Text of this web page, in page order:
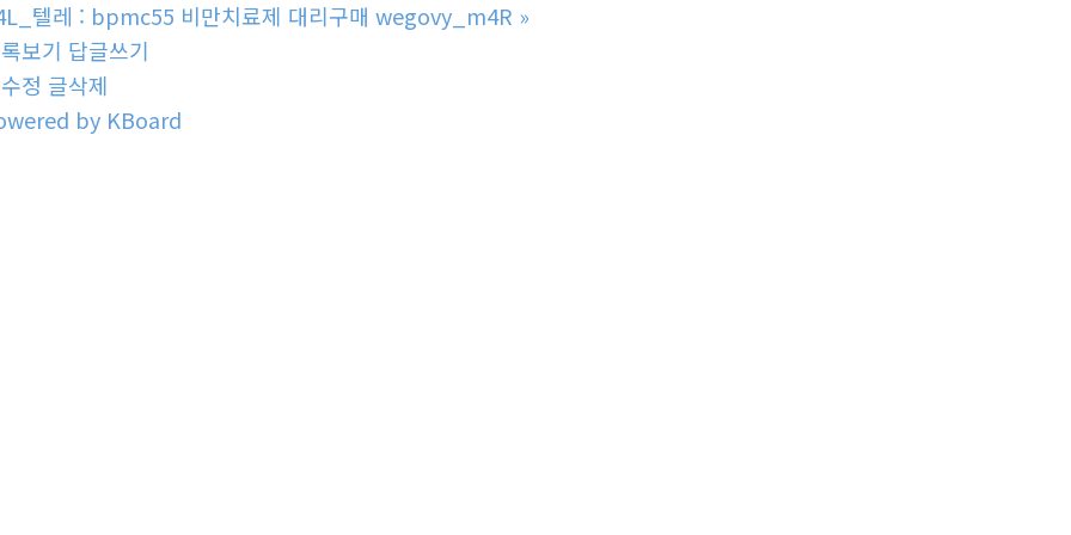
텔레 : bpmc55 비만치료제 대리구매 wegovy_m4R »
보기 답글쓰기
정 글삭제
by KBoard